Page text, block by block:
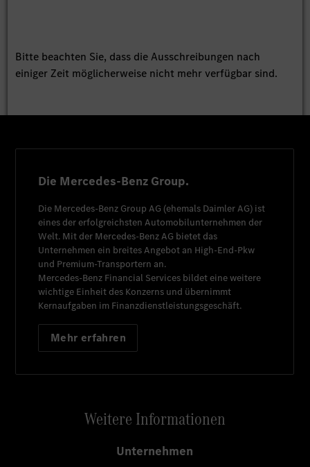
Bitte beachten Sie, dass die Ausschreibungen nach
einiger Zeit möglicherweise nicht mehr verfügbar sind.
Die Mercedes-Benz Group.
Die Mercedes-Benz Group AG (ehemals Daimler AG) ist
eines der erfolgreichsten Automobilunternehmen der
Welt. Mit der Mercedes-Benz AG bietet das
Unternehmen ein breites Angebot an High-End-Pkw
und Premium-Transportern an.
Mercedes-Benz Financial Services bildet eine weitere
wichtige Einheit des Konzerns und übernimmt
Kernaufgaben im Finanzdienstleistungsgeschäft.
Mehr erfahren
Weitere Informationen
Unternehmen